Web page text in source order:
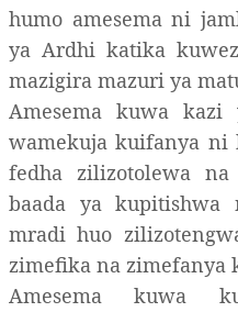
humo amesema ni
ya Ardhi katika
mazigira mazuri ya
Amesema kuwa
wamekuja kuifanya
fedha zilizotolewa
baada ya
mradi huo
zimefika na zimefanya
Amesema kuwa